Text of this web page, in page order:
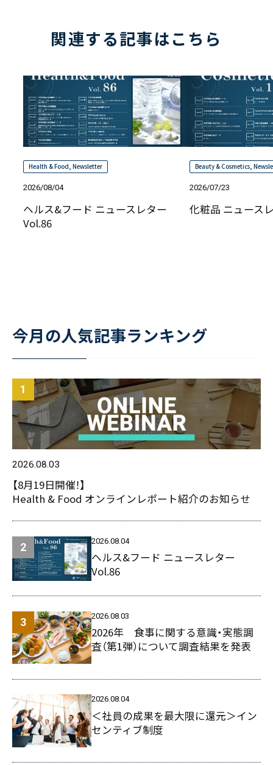
関連する記事はこちら
Health & Food Newsletter
2026/08/04
ヘルス&フード ニュースレター
Vol.86
Beauty & Cosmetics ,
2026/07/23
化粧品 ニュース
今月の人気記事ランキング
2026.08.03
【8月19日開催！】
Health & Food オンラインレポート紹介のお知らせ
2026.08.04
ヘルス&フード ニュースレター
Vol.86
2026.08.03
2026年 食事に関する意識・実態調
査（第1弾）について調査結果を発表
2026.08.04
＜社員の成果を最大限に還元＞イン
センティブ制度